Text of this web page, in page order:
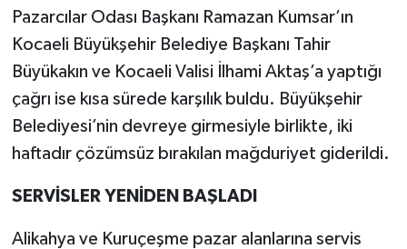
Pazarcılar Odası Başkanı Ramazan Kumsar’ın
Kocaeli Büyükşehir Belediye Başkanı Tahir
Büyükakın ve Kocaeli Valisi İlhami Aktaş’a yaptığı
çağrı ise kısa sürede karşılık buldu. Büyükşehir
Belediyesi’nin devreye girmesiyle birlikte, iki
haftadır çözümsüz bırakılan mağduriyet giderildi.
SERVİSLER YENİDEN BAŞLADI
Alikahya ve Kuruçeşme pazar alanlarına servis